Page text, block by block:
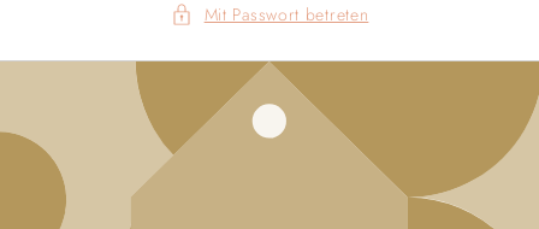
Mit Passwort betreten